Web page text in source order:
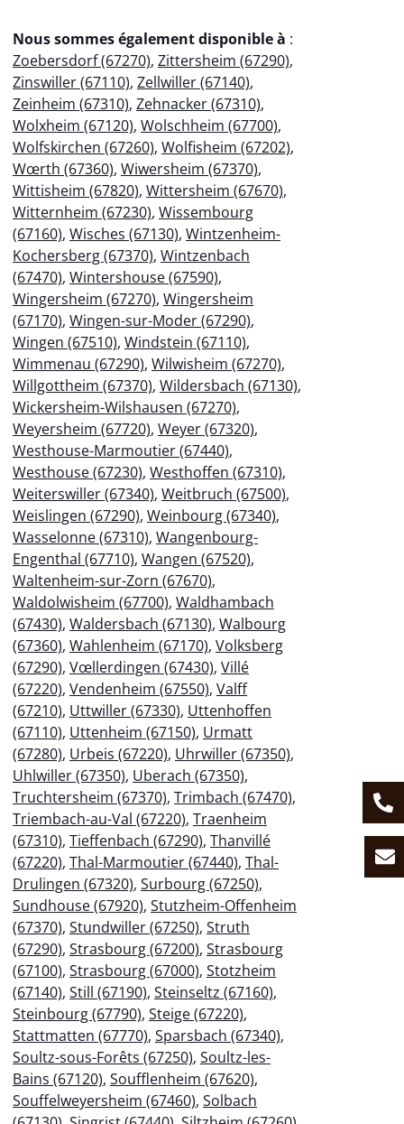
Nous sommes également disponible à :
Zoebersdorf (67270), Zittersheim (67290),
Zinswiller (67110), Zellwiller (67140),
Zeinheim (67310), Zehnacker (67310),
Wolxheim (67120), Wolschheim (67700),
Wolfskirchen (67260), Wolfisheim (67202),
Wœrth (67360), Wiwersheim (67370),
Wittisheim (67820), Wittersheim (67670),
Witternheim (67230), Wissembourg
(67160), Wisches (67130), Wintzenheim-
Kochersberg (67370), Wintzenbach
(67470), Wintershouse (67590),
Wingersheim (67270), Wingersheim
(67170), Wingen-sur-Moder (67290),
Wingen (67510), Windstein (67110),
Wimmenau (67290), Wilwisheim (67270),
Willgottheim (67370), Wildersbach (67130),
Wickersheim-Wilshausen (67270),
Weyersheim (67720), Weyer (67320),
Westhouse-Marmoutier (67440),
Westhouse (67230), Westhoffen (67310),
Weiterswiller (67340), Weitbruch (67500),
Weislingen (67290), Weinbourg (67340),
Wasselonne (67310), Wangenbourg-
Engenthal (67710), Wangen (67520),
Waltenheim-sur-Zorn (67670),
Waldolwisheim (67700), Waldhambach
(67430), Waldersbach (67130), Walbourg
(67360), Wahlenheim (67170), Volksberg
(67290), Vœllerdingen (67430), Villé
(67220), Vendenheim (67550), Valff
(67210), Uttwiller (67330), Uttenhoffen
(67110), Uttenheim (67150), Urmatt
(67280), Urbeis (67220), Uhrwiller (67350),
Uhlwiller (67350), Uberach (67350),
Truchtersheim (67370), Trimbach (67470),
Triembach-au-Val (67220), Traenheim
(67310), Tieffenbach (67290), Thanvillé
(67220), Thal-Marmoutier (67440), Thal-
Drulingen (67320), Surbourg (67250),
Sundhouse (67920), Stutzheim-Offenheim
(67370), Stundwiller (67250), Struth
(67290), Strasbourg (67200), Strasbourg
(67100), Strasbourg (67000), Stotzheim
(67140), Still (67190), Steinseltz (67160),
Steinbourg (67790), Steige (67220),
Stattmatten (67770), Sparsbach (67340),
Soultz-sous-Forêts (67250), Soultz-les-
Bains (67120), Soufflenheim (67620),
Souffelweyersheim (67460), Solbach